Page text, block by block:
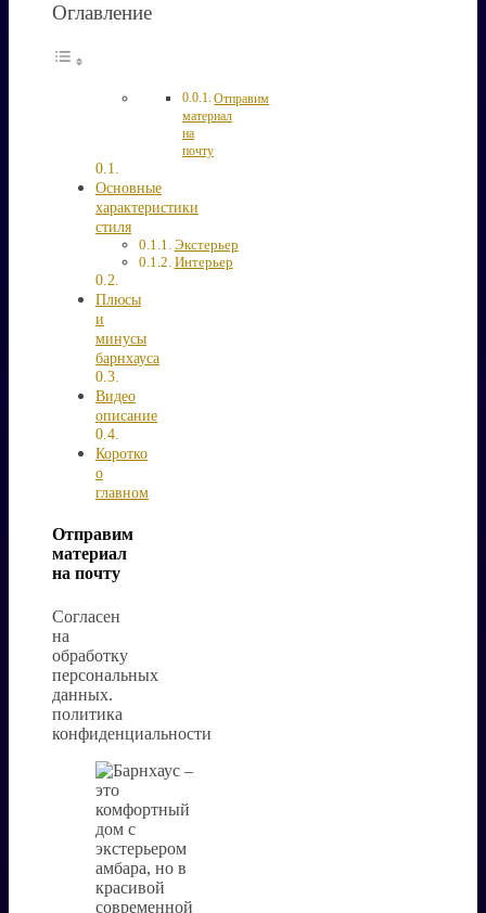
Оглавление
Отправим
материал
на
почту
Основные
характеристики
стиля
Экстерьер
Интерьер
Плюсы
и
минусы
барнхауса
Видео
описание
Коротко
о
главном
Отправим
материал
на почту
Согласен
на
обработку
персональных
данных.
политика
конфиденциальности